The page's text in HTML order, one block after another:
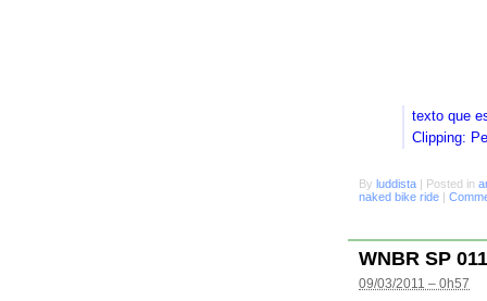
texto que
Clipping:
By luddista | Posted in
naked bike ride |
WNBR SP 011
09/03/2011 – 0h57